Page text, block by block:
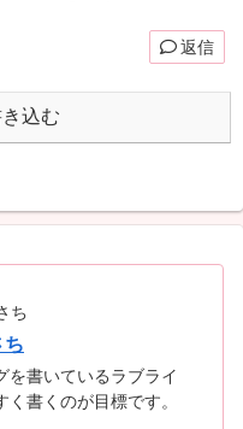
返信
込む
ち
を書いているラブライ
書くのが目標です。